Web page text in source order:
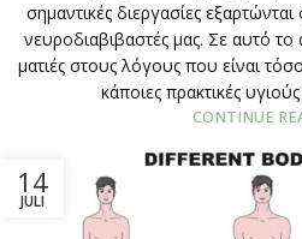
σημαντικές διεργασίες
νευροδιαβιβαστές μας. Σε αυτό
ματιές στους λόγους που είναι
κάποιες πρακτικές
CONTINUE
14
JULI